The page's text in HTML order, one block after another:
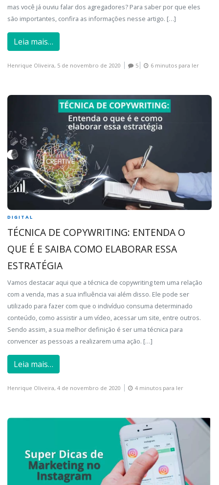
mas você já ouviu falar dos agregadores? Para saber por que eles
são importantes, confira as informações nesse artigo. […]
Leia mais…
Henrique Oliveira, 5 de novembro de 2020 5 6 minutos para ler
DIGITAL
TÉCNICA DE COPYWRITING: ENTENDA O
QUE É E SAIBA COMO ELABORAR ESSA
ESTRATÉGIA
Vamos destacar aqui que a técnica de copywriting tem uma relação
com a venda, mas a sua influência vai além disso. Ele pode ser
utilizado para fazer com que o indivíduo consuma determinado
conteúdo, como assistir a um vídeo, acessar um site, entre outros.
Sendo assim, a sua melhor definição é ser uma técnica para
convencer as pessoas a realizarem uma ação. […]
Leia mais…
Henrique Oliveira, 4 de novembro de 2020 4 minutos para ler